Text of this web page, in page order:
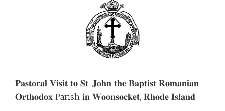
𝐏𝐚𝐬𝐭𝐨𝐫𝐚𝐥 𝐕𝐢𝐬𝐢𝐭 𝐭𝐨 𝐒𝐭. 𝐉𝐨𝐡𝐧 𝐭𝐡𝐞 𝐁𝐚𝐩𝐭𝐢𝐬𝐭 𝐑𝐨𝐦𝐚𝐧𝐢𝐚𝐧
𝐎𝐫𝐭𝐡𝐨𝐝𝐨𝐱 Parish 𝐢𝐧 𝐖𝐨𝐨𝐧𝐬𝐨𝐜𝐤𝐞𝐭, 𝐑𝐡𝐨𝐝𝐞 𝐈𝐬𝐥𝐚𝐧𝐝